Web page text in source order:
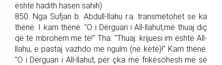
është hadith hasen sahih)
850. Nga Sufjan b. Abdull-llahu r.a. trans­me­tohet se ka
thënë: I kam thënë: "O i Dërguari i All-lla­hut,më thuaj diç
që të mbrohem me të!" Tha: "Thuaj: krijuesi im është All-
llahu, e pastaj vazhdo me ngulm (në këtë)!" Kam thënë:
"O i Dërguari i All-llahut, për çka më frikësohesh më së